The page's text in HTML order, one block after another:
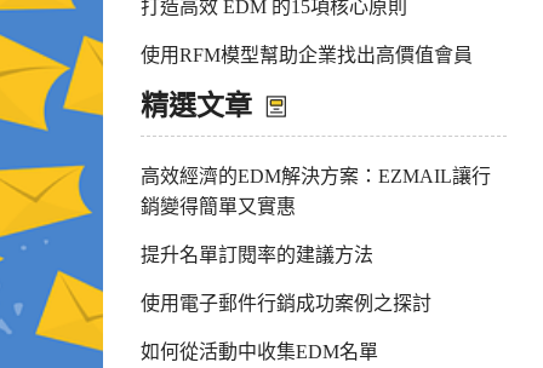
打造高效 EDM 的15項核心原則
使用RFM模型幫助企業找出高價值會員
精選文章
高效經濟的EDM解決方案：EZMAIL讓行
銷變得簡單又實惠
提升名單訂閱率的建議方法
使用電子郵件行銷成功案例之探討
如何從活動中收集EDM名單